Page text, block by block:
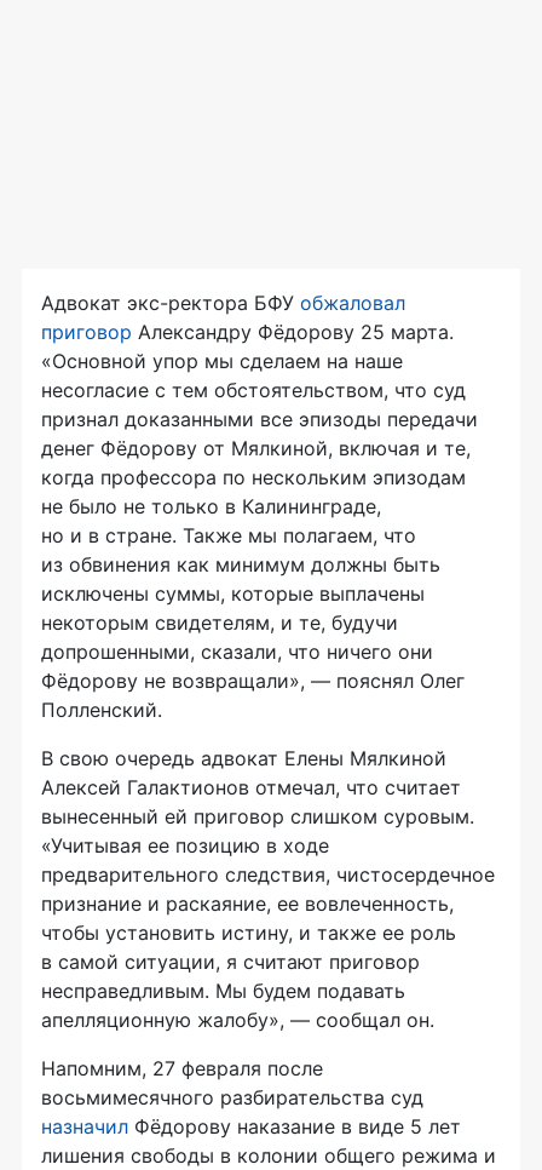
Адвокат экс-ректора БФУ обжаловал
приговор Александру Фёдорову 25 марта.
«Основной упор мы сделаем на наше
несогласие с тем обстоятельством, что суд
признал доказанными все эпизоды передачи
денег Фёдорову от Мялкиной, включая и те,
когда профессора по нескольким эпизодам
не было не только в Калининграде,
но и в стране. Также мы полагаем, что
из обвинения как минимум должны быть
исключены суммы, которые выплачены
некоторым свидетелям, и те, будучи
допрошенными, сказали, что ничего они
Фёдорову не возвращали», — пояснял Олег
Полленский.
В свою очередь адвокат Елены Мялкиной
Алексей Галактионов отмечал, что считает
вынесенный ей приговор слишком суровым.
«Учитывая ее позицию в ходе
предварительного следствия, чистосердечное
признание и раскаяние, ее вовлеченность,
чтобы установить истину, и также ее роль
в самой ситуации, я считают приговор
несправедливым. Мы будем подавать
апелляционную жалобу», — сообщал он.
Напомним, 27 февраля после
восьмимесячного разбирательства суд
назначил Фёдорову наказание в виде 5 лет
лишения свободы в колонии общего режима и